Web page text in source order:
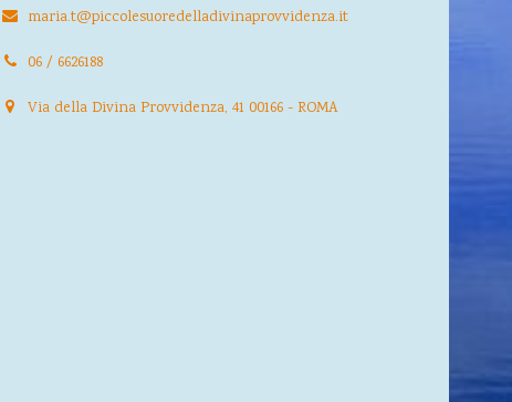
maria.t@piccolesuoredelladivinaprovvidenza.it
06 / 6626188
Via della Divina Provvidenza, 41 00166 - ROMA